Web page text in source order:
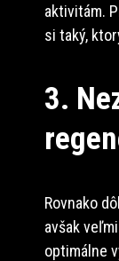
aktivitám.
si taký,
3.
Rovnako
avšak
optimálne